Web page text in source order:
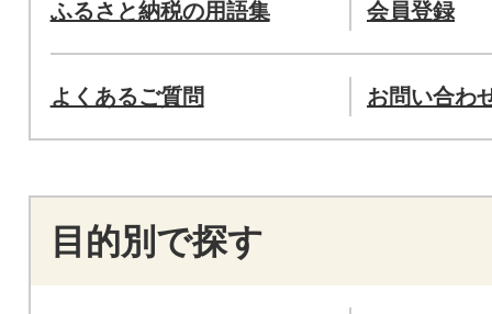
ふるさと納税の用語集 会員登録
よくあるご質問 お問い合わ
目的別で探す